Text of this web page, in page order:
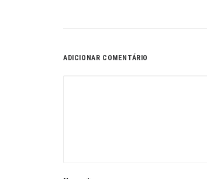
ADICIONAR COMENTÁRIO